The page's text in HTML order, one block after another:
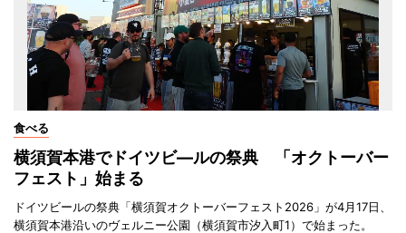
食べる
横須賀本港でドイツビ―ルの祭典 「オクトーバー
フェスト」始まる
ドイツビールの祭典「横須賀オクトーバーフェスト2026」が4月17日、
横須賀本港沿いのヴェルニー公園（横須賀市汐入町1）で始まった。